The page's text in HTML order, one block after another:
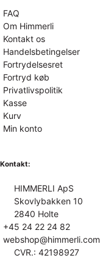
FAQ
Om Himmerli
Kontakt os
Handelsbetingelser
Fortrydelsesret
Fortryd køb
Privatlivspolitik
Kasse
Kurv
Min konto
Kontakt:
HIMMERLI ApS
Skovlybakken 10
2840 Holte
+45 24 22 24 82
webshop@himmerli.com
CVR.: 42198927